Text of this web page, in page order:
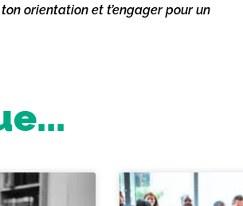
orientation et t’engager pour un